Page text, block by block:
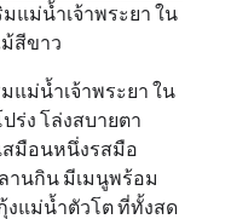
แม่น้ำเจ้าพระยา ใน
สีขาว
แม่น้ำเจ้าพระยา ใน
ร่ง โล่งสบายตา
สมือนหนึ่งรสมือ
นกิน มีเมนูพร้อม
งแม่น้ำตัวโต ที่ทั้งสด